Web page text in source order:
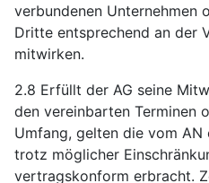
verbundenen Unternehmen
Dritte entsprechend an der
mitwirken.
2.8 Erfüllt der AG seine
den vereinbarten Terminen
Umfang, gelten die vom AN
trotz möglicher
vertragskonform erbracht.